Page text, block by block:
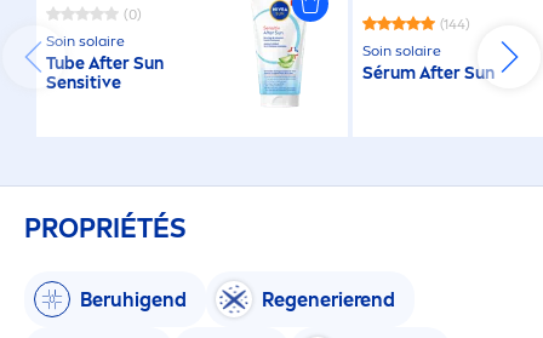
(0)
Soin solaire
Tube AfterSun
Sensitive
(144)
Soin solaire
Sérum AfterSun
PROPRIÉTÉS
Beruhigend Regenerierend